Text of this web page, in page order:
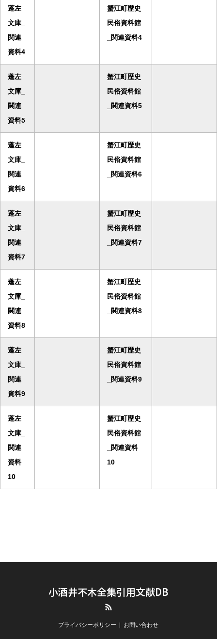
蓬左
文庫_
関連
資料4
蟹江町歴史
民俗資料館
_関連資料4
蓬左
文庫_
関連
資料5
蟹江町歴史
民俗資料館
_関連資料5
蓬左
文庫_
関連
資料6
蟹江町歴史
民俗資料館
_関連資料6
蓬左
文庫_
関連
資料7
蟹江町歴史
民俗資料館
_関連資料7
蓬左
文庫_
関連
資料8
蟹江町歴史
民俗資料館
_関連資料8
蓬左
文庫_
関連
資料9
蟹江町歴史
民俗資料館
_関連資料9
蓬左
文庫_
関連
資料
10
蟹江町歴史
民俗資料館
_関連資料
10
小酒井不木全集引用文献DB
プライバシーポリシー お問い合わせ